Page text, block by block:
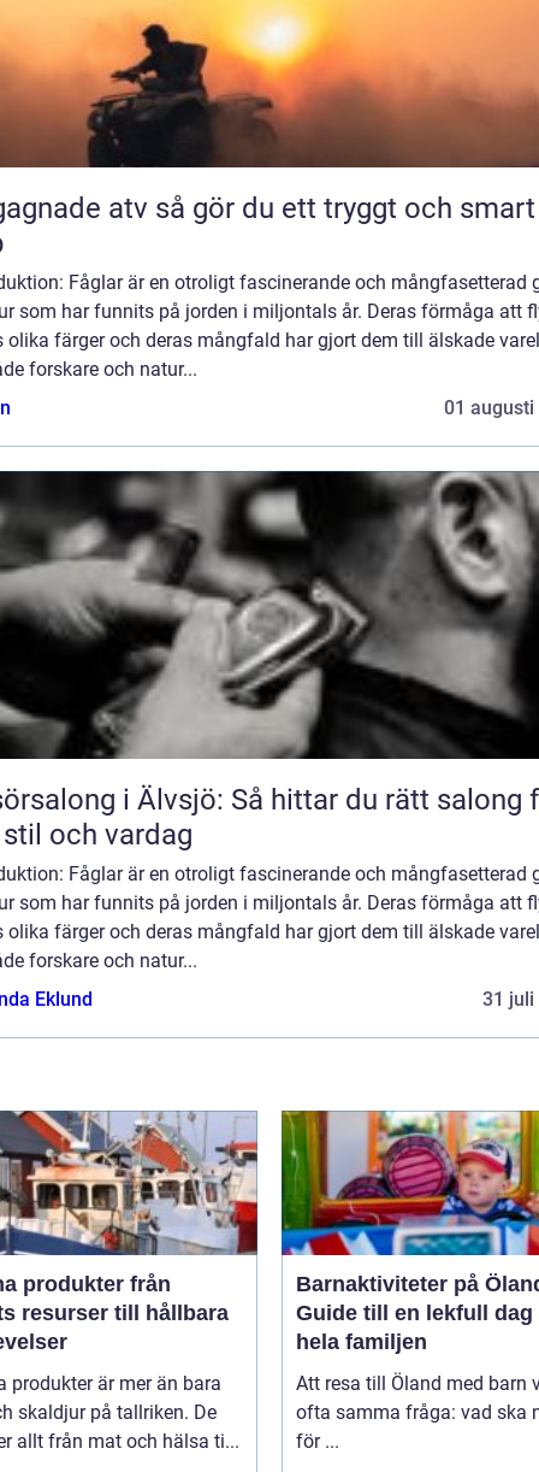
atv så gör du ett tryggt och smart
Fåglar är en otroligt fascinerande och mångfasetterad
som har funnits på jorden i miljontals år. Deras förmåga att
olika färger och deras mångfald har gjort dem till älskade
forskare och natur...
01 augusti
i Älvsjö: Så hittar du rätt salong
och vardag
Fåglar är en otroligt fascinerande och mångfasetterad
som har funnits på jorden i miljontals år. Deras förmåga att
olika färger och deras mångfald har gjort dem till älskade
forskare och natur...
Eklund
31 juli
produkter från
resurser till hållbara
produkter är mer än bara
skaldjur på tallriken. De
allt från mat och hälsa ti...
Barnaktiviteter på
Guide till en lekfull dag
hela familjen
Att resa till Öland med barn
ofta samma fråga: vad ska
för ...